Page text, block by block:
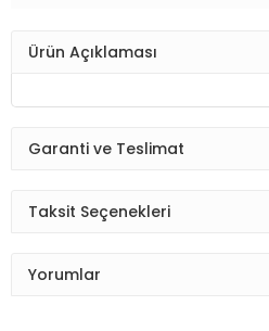
Ürün Açıklaması
Garanti ve Teslimat
Taksit Seçenekleri
Yorumlar